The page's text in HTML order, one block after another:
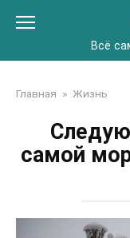
Всё
Главная » Жизнь
самой